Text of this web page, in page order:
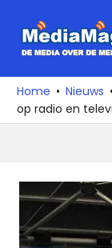
naar
media
over
de
Home Nieuws
op radio en